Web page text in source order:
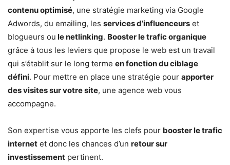
contenu optimisé, une stratégie marketing via Google
Adwords, du emailing, les services d’influenceurs et
blogueurs ou le netlinking. Booster le trafic organique
grâce à tous les leviers que propose le web est un travail
qui s’établit sur le long terme en fonction du ciblage
défini. Pour mettre en place une stratégie pour apporter
des visites sur votre site, une agence web vous
accompagne.
Son expertise vous apporte les clefs pour booster le trafic
internet et donc les chances d’un retour sur
investissement pertinent.